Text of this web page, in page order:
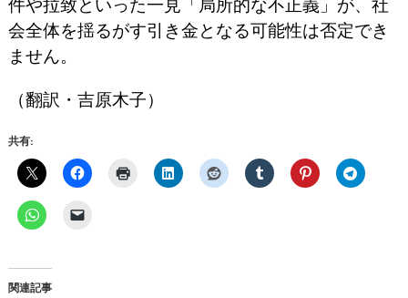
会全体を揺るがす引き金となる可能性は否定でき
ません。
（翻訳・吉原木子）
共有:
関連記事